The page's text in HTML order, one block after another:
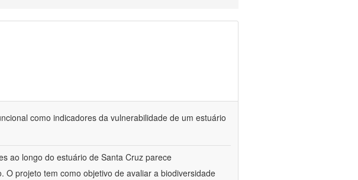
como indicadores da vulnerabilidade de um estuário
ao longo do estuário de Santa Cruz parece
projeto tem como objetivo de avaliar a biodiversidade